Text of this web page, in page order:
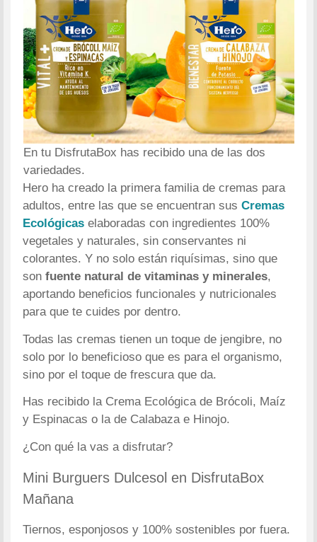
En tu DisfrutaBox has recibido una de las dos
variedades.
Hero ha creado la primera familia de cremas para
adultos, entre las que se encuentran sus Cremas
Ecológicaselaboradas con ingredientes 100%
vegetales y naturales, sin conservantes ni
colorantes. Y no solo están riquísimas, sino que
sonfuente natural de vitaminas y minerales,
aportando beneficios funcionales y nutricionales
para que te cuides por dentro.
Todas las cremas tienen un toque de jengibre, no
solo por lo beneficioso que es para el organismo,
sino por el toque de frescura que da.
Has recibido la Crema Ecológica de Brócoli, Maíz
y Espinacas o la de Calabaza e Hinojo.
¿Con qué la vas a disfrutar?
Mini Burguers Dulcesol en DisfrutaBox
Mañana
Tiernos, esponjosos y 100% sostenibles por fuera.